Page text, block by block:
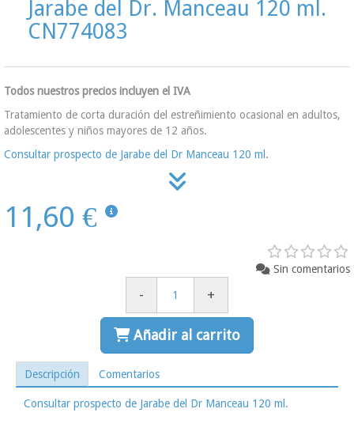
Jarabe del Dr. Manceau 120 ml.
CN774083
Todos nuestros precios incluyen el IVA
Tratamiento de corta duración del estreñimiento ocasional en adultos,
adolescentes y niños mayores de 12 años.
Consultar prospecto de Jarabe del Dr Manceau 120 ml.
11,60 €
Sin comentarios
- +
Añadir al carrito
Descripción Comentarios
Consultar prospecto de Jarabe del Dr Manceau 120 ml.